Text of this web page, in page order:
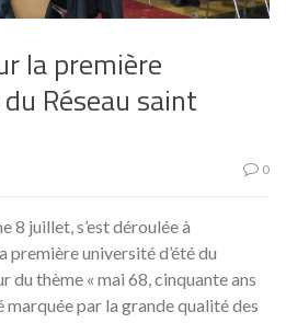
la première
Réseau saint
0
8 juillet, s’est déroulée à
première université d’été du
du thème « mai 68, cinquante ans
marquée par la grande qualité des